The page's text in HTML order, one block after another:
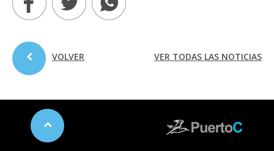
VER TODAS LAS NOTICIAS
VOLVER